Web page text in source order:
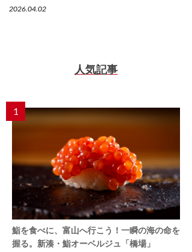
2026.04.02
人気記事
1
鮨を食べに、富山へ行こう！一瞬の海の命を
握る。新湊・鮨オーベルジュ「橋場」